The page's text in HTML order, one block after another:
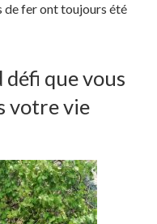
de fer ont toujours été
que vous
votre vie